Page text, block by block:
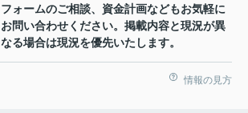
フォームのご相談、資金計画などもお気軽に
お問い合わせください。掲載内容と現況が異
なる場合は現況を優先いたします。
情報の見方